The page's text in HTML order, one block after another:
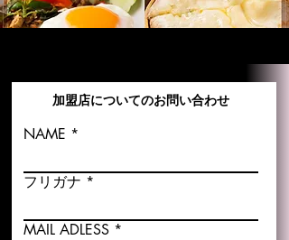
加盟店についてのお問い合わせ
NAME
フリガナ
MAIL ADLESS